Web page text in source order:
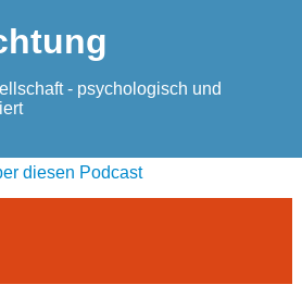
- psychologisch und
diesen Podcast